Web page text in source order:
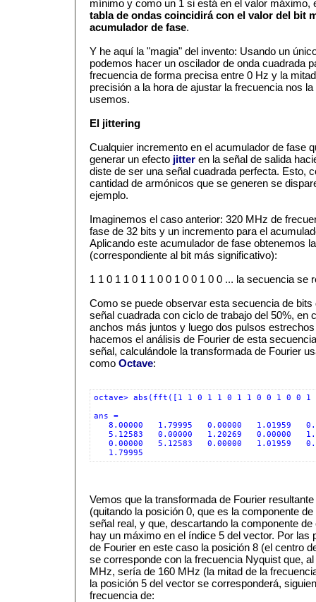
mínimo y como un 1 si está en el valor máximo,
tabla de ondas coincidirá con el valor del bit
acumulador de fase.
Y he aquí la "magia" del invento: Usando un
podemos hacer un oscilador de onda cuadrada
frecuencia de forma precisa entre 0 Hz y la
precisión a la hora de ajustar la frecuencia nos
usemos.
El jittering
Cualquier incremento en el acumulador de fase
generar un efecto jitter en la señal de salida
diste de ser una señal cuadrada perfecta. Esto,
cantidad de armónicos que se generen se
ejemplo.
Imaginemos el caso anterior: 320 MHz de
fase de 32 bits y un incremento para el
Aplicando este acumulador de fase obtenemos
(correspondiente al bit más significativo):
1 1 0 1 1 0 1 1 0 0 1 0 0 1 0 0 ... la secuencia se
Como se puede observar esta secuencia de
señal cuadrada con ciclo de trabajo del 50%, en
anchos más juntos y luego dos pulsos
hacemos el análisis de Fourier de esta
señal, calculándole la transformada de Fourier
como Octave:
octave> abs(fft([1 1 0 1 1 0 1 1 0 0 1 0 0
ans =
8.00000   1.79995   0.00000   1.01959
5.12583   0.00000   1.20269   0.00000
0.00000   5.12583   0.00000   1.01959
   1.79995
Vemos que la transformada de Fourier
(quitando la posición 0, que es la componente
señal real, y que, descartando la componente
hay un máximo en el índice 5 del vector. Por las
de Fourier en este caso la posición 8 (el centro
se corresponde con la frecuencia Nyquist que,
MHz, sería de 160 MHz (la mitad de la
la posición 5 del vector se corresponderá,
frecuencia de: